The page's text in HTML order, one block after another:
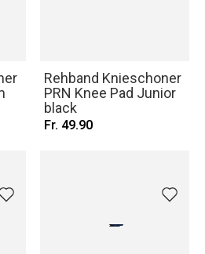
Rehband Knieschoner
PRN Knee Pad Junior
black
Fr. 49.90